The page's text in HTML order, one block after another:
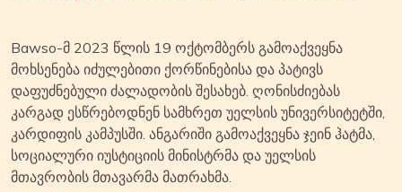
Bawso-მ 2023 წლის 19 ოქტომბერს გამოაქვეყნა
მოხსენება იძულებითი ქორწინებისა და პატივს
დაფუძნებული ძალადობის შესახებ. ღონისძიებას
კარგად ესწრებოდნენ სამხრეთ უელსის უნივერსიტეტში,
კარდიფის კამპუსში. ანგარიში გამოაქვეყნა ჯეინ ჰატმა,
სოციალური იუსტიციის მინისტრმა და უელსის
მთავრობის მთავარმა მათრახმა.